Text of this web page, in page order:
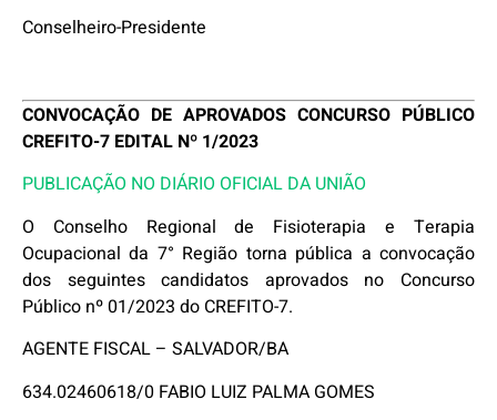
Conselheiro-Presidente
CONVOCAÇÃO DE APROVADOS CONCURSO PÚBLICO
CREFITO-7 EDITAL Nº 1/2023
PUBLICAÇÃO NO DIÁRIO OFICIAL DA UNIÃO
O Conselho Regional de Fisioterapia e Terapia
Ocupacional da 7° Região torna pública a convocação
dos seguintes candidatos aprovados no Concurso
Público nº 01/2023 do CREFITO-7.
AGENTE FISCAL – SALVADOR/BA
634.02460618/0 FABIO LUIZ PALMA GOMES